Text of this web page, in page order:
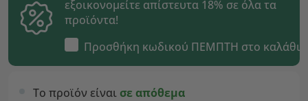
εξοικονομείτε απίστευτα 18% σε όλα τα
προϊόντα!
Προσθήκη κωδικού ΠΕΜΠΤΗ στο καλάθι
Το προϊόν είναι σε απόθεμα